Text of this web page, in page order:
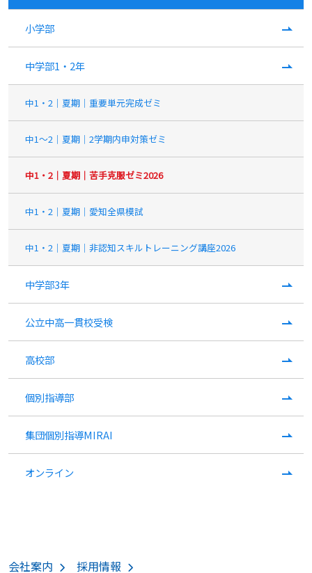
小学部
中学部1・2年
中1・2｜夏期｜重要単元完成ゼミ
中1〜2｜夏期｜2学期内申対策ゼミ
中1・2｜夏期｜苦手克服ゼミ2026
中1・2｜夏期｜愛知全県模試
中1・2｜夏期｜非認知スキルトレーニング講座2026
中学部3年
公立中高一貫校受検
高校部
個別指導部
集団個別指導MIRAI
オンライン
会社案内 採用情報